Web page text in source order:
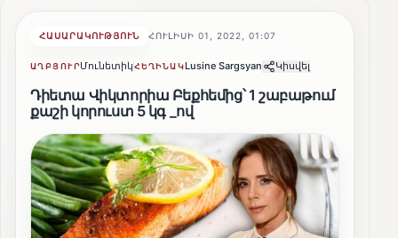
ՀԱՍԱՐԱԿՈՒԹՅՈՒՆ ՀՈՒԼԻՍԻ 01, 2022, 01:07
ԱՂԲՅՈՒՐՄունետիկՀԵՂԻՆԱԿLusine Sargsyan Կիսվել
Դիետա Վիկտորիա Բեքհեմից՝ 1 շաբաթում
քաշի կորուստ 5 կգ _ով